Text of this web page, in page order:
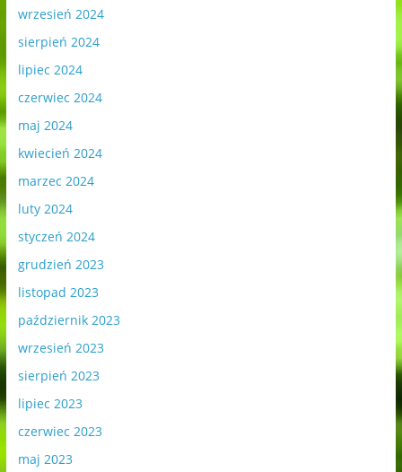
wrzesień 2024
sierpień 2024
lipiec 2024
czerwiec 2024
maj 2024
kwiecień 2024
marzec 2024
luty 2024
styczeń 2024
grudzień 2023
listopad 2023
październik 2023
wrzesień 2023
sierpień 2023
lipiec 2023
czerwiec 2023
maj 2023